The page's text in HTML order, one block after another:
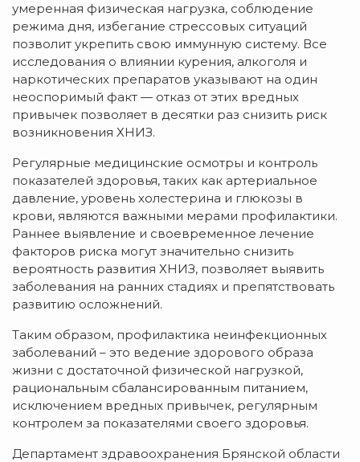
умеренная физическая нагрузка, соблюдение
режима дня, избегание стрессовых ситуаций
позволит укрепить свою иммунную систему. Все
исследования о влиянии курения, алкоголя и
наркотических препаратов указывают на один
неоспоримый факт — отказ от этих вредных
привычек позволяет в десятки раз снизить риск
возникновения ХНИЗ.
Регулярные медицинские осмотры и контроль
показателей здоровья, таких как артериальное
давление, уровень холестерина и глюкозы в
крови, являются важными мерами профилактики.
Раннее выявление и своевременное лечение
факторов риска могут значительно снизить
вероятность развития ХНИЗ, позволяет выявить
заболевания на ранних стадиях и препятствовать
развитию осложнений.
Таким образом, профилактика неинфекционных
заболеваний – это ведение здорового образа
жизни с достаточной физической нагрузкой,
рациональным сбалансированным питанием,
исключением вредных привычек, регулярным
контролем за показателями своего здоровья.
Департамент здравоохранения Брянской области